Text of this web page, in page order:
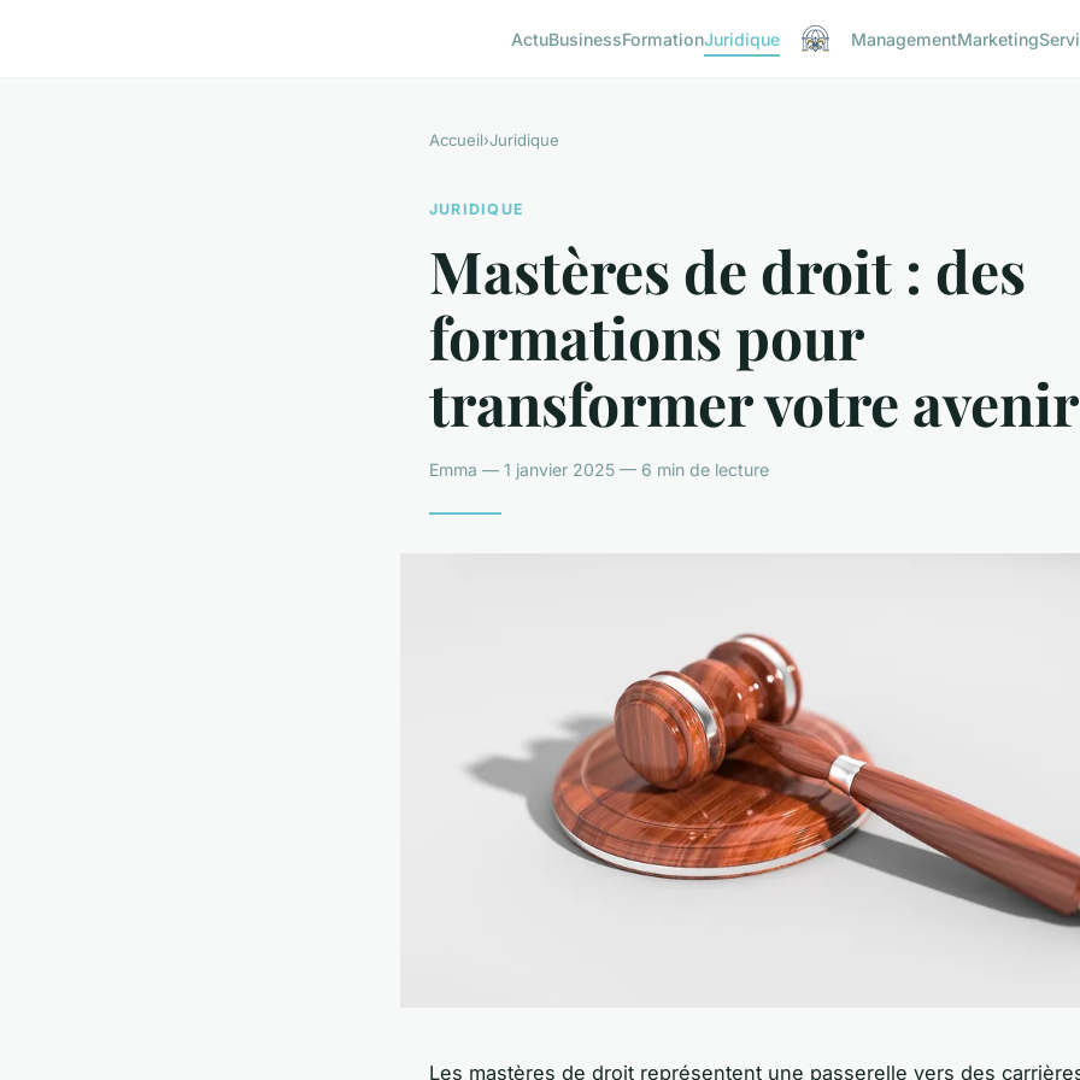
ActuBusinessFormationJuridique ManagementMarketing
Accueil›Juridique
JURIDIQUE
Mastères de droit : des
formations pour
transformer votre avenir
Emma — 1 janvier 2025 — 6 min de lecture
Les mastères de droit représentent une passerelle vers des